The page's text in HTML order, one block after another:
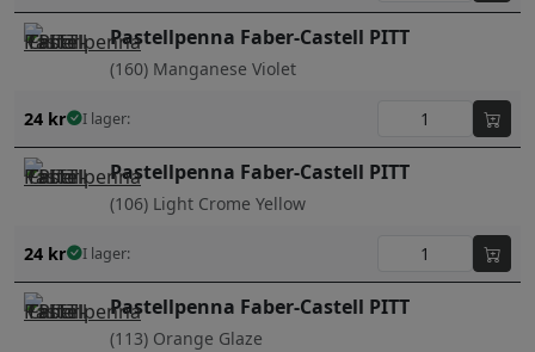
Pastellpenna Faber-Castell PITT
(160) Manganese Violet
24 kr I lager:
Pastellpenna Faber-Castell PITT
(106) Light Crome Yellow
24 kr I lager:
Pastellpenna Faber-Castell PITT
(113) Orange Glaze